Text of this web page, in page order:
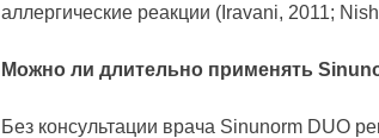
аллергические реакции (Iravani, 2011;
Можно ли длительно применять
Без консультации врача Sinunorm DUO